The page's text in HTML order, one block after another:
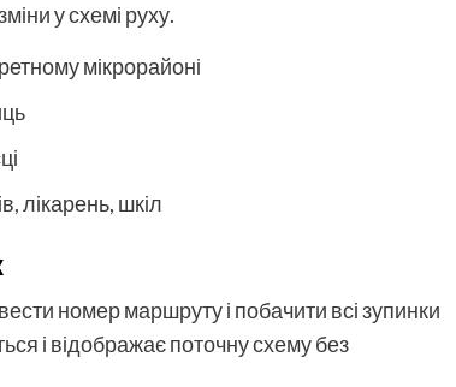
у схемі руху.
мікрорайоні
лікарень, шкіл
номер маршруту і побачити всі зупинки
і відображає поточну схему без